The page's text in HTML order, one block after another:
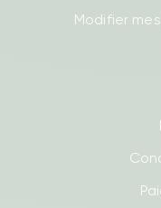
Modifier